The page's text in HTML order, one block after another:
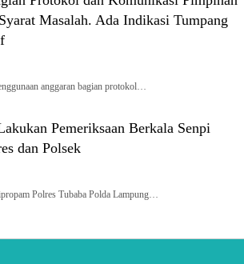
Masalah. Ada Indikasi Tumpang
anggaran bagian protokol…
Pemeriksaan Berkala Senpi
dan Polsek
Polres Tubaba Polda Lampung…